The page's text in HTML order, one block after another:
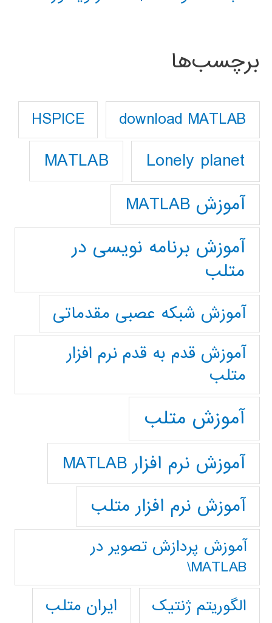
برچسب‌ها
download MATLAB
HSPICE
Lonely planet
MATLAB
آموزش MATLAB
آموزش برنامه نویسی در
متلب
آموزش شبکه عصبی مقدماتی
آموزش قدم به قدم نرم افزار
متلب
آموزش متلب
آموزش نرم افزار MATLAB
آموزش نرم افزار متلب
آموزش پردازش تصوير در
MATLAB\
الگوریتم ژنتیک
ایران متلب